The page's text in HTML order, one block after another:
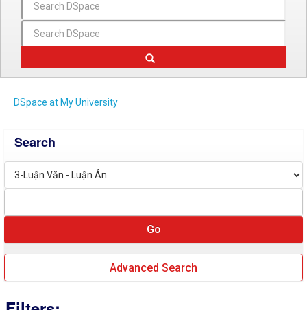
DSpace at My University
Search
Advanced Search